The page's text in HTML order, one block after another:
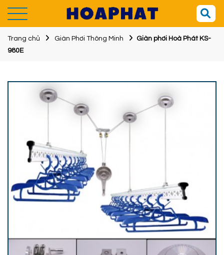
Trang chủ Giàn Phơi Thông Minh
Giàn phơi Hoà Phát KS-
980E